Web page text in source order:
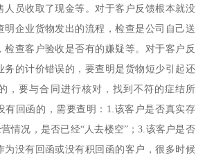
人员收取了现金等。对于客户反馈根本就没
明企业货物发出的流程，检查是公司自己送
检查客户验收是否有的嫌疑等。对于客户反
务的计价错误的，要查明是货物短少引起还
，要与合同进行核对，找到不符的症结所
有回函的，需要查明：1.该客户是否真实存
情况，是否已经“人去楼空”；3.该客户是否
为没有回函或没有积回函的客户，很多时候